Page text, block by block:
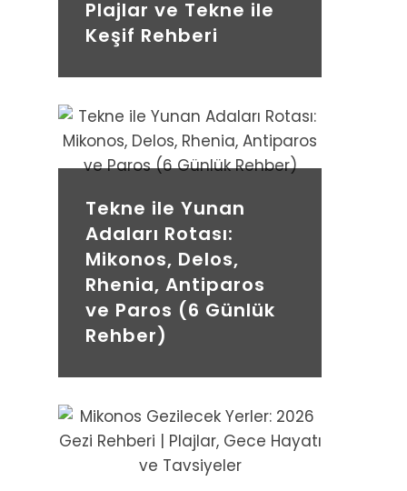
Plajlar ve Tekne ile
Keşif Rehberi
Tekne ile Yunan
Adaları Rotası:
Mikonos, Delos,
Rhenia, Antiparos
ve Paros (6 Günlük
Rehber)